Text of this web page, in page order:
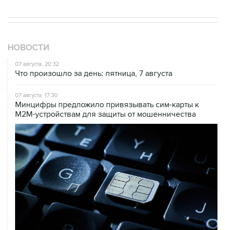
НОВОСТИ
07 августа, 20:32
Что произошло за день: пятница, 7 августа
07 августа, 17:30
Минцифры предложило привязывать сим-карты к
M2M-устройствам для защиты от мошенничества